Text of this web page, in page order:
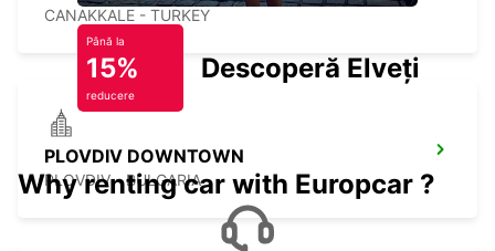
CANAKKALE - TURKEY
PLOVDIV DOWNTOWN
PLOVDIV - BULGARIA
Până la
15%
reducere
Descoperă Elveția
Why renting car with Europcar ?